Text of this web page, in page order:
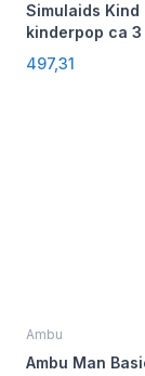
Simulaids Kind
kinderpop ca
oud )
497,31
Ambu
Ambu Man